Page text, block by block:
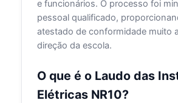
e funcionários. O processo foi
pessoal qualificado,
atestado de conformidade muito
direção da escola.
O que é o Laudo das
Elétricas NR10?